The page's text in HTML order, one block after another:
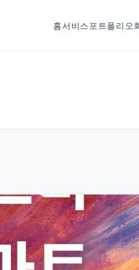
홈서비스 포트폴리오